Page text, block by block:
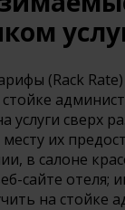
(Rack
услуги сверх
их
в салоне
сайте отеля;
на стойке